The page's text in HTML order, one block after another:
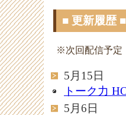
■ 更新履歴 ■
※次回配信予定
5月15日
トーク力
5月6日